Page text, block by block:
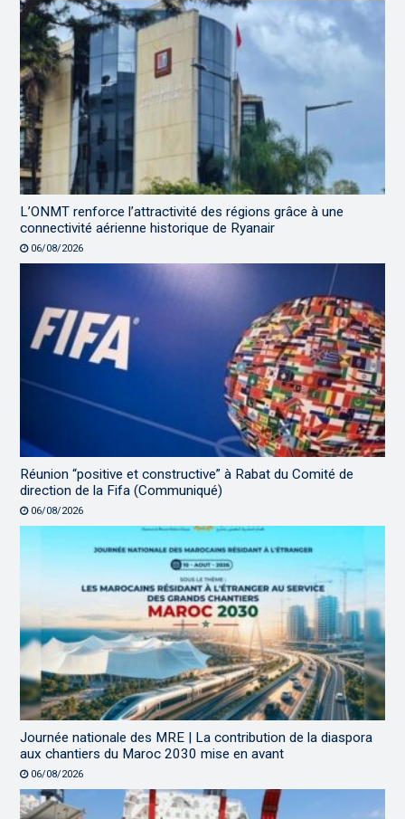
L’ONMT renforce l’attractivité des régions grâce à une
connectivité aérienne historique de Ryanair
06/08/2026
Réunion “positive et constructive” à Rabat du Comité de
direction de la Fifa (Communiqué)
06/08/2026
Journée nationale des MRE | La contribution de la diaspora
aux chantiers du Maroc 2030 mise en avant
06/08/2026